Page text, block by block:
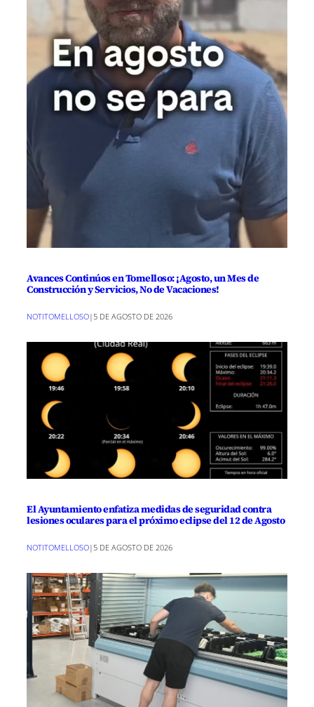
Avances Continúos en Tomelloso: ¡Agosto, un Mes de
Construcción y Servicios, No de Vacaciones!
NOTITOMELLOSO| 5 DE AGOSTO DE 2026
El Ayuntamiento enfatiza medidas de seguridad contra
lesiones oculares para el próximo eclipse del 12 de Agosto
NOTITOMELLOSO| 5 DE AGOSTO DE 2026